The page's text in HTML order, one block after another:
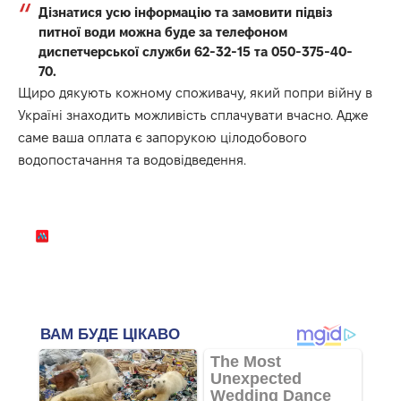
Дізнатися усю інформацію та замовити підвіз
питної води можна буде за телефоном
диспетчерської служби 62-32-15 та 050-375-40-
70.
Щиро дякують кожному споживачу, який попри війну в
Україні знаходить можливість сплачувати вчасно. Адже
саме ваша оплата є запорукою цілодобового
водопостачання та водовідведення.